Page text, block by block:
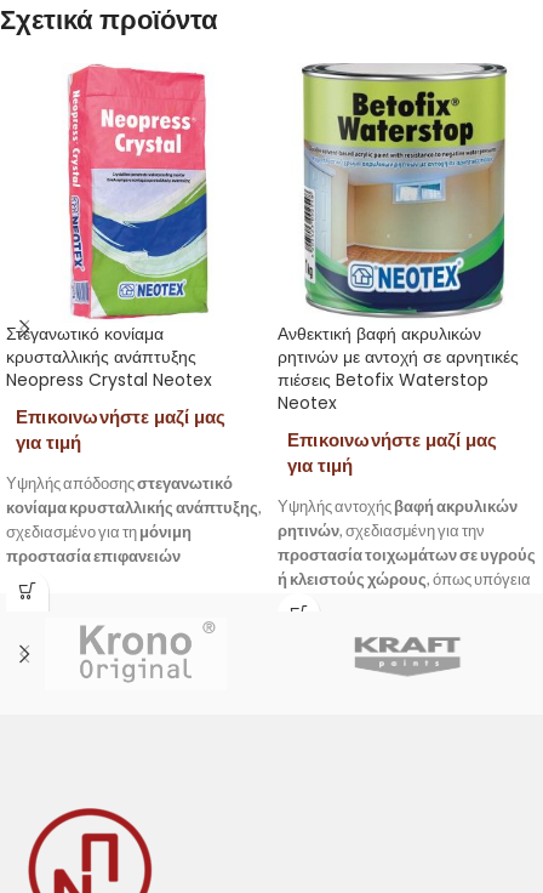
Σχετικά προϊόντα
Στεγανωτικό κονίαμα
κρυσταλλικής ανάπτυξης
Neopress Crystal Neotex
Επικοινωνήστε μαζί μας
για τιμή
Υψηλής απόδοσηςστεγανωτικό
κονίαμα κρυσταλλικής ανάπτυξης,
σχεδιασμένο για τη μόνιμη
προστασία επιφανειών
σκυροδέματος
επιφανειακά
παράγονταςαδιάλυτους
κρυστάλλουςπουσφραγίζουν τους
πόρους και τις μικρορωγμές
Ανθεκτική βαφή ακρυλικών
ρητινών με αντοχή σε αρνητικές
πιέσεις Betofix Waterstop
Neotex
Επικοινωνήστε μαζί μας
για τιμή
Υψηλής αντοχής βαφή ακρυλικών
ρητινών, σχεδιασμένη για την
προστασία τοιχωμάτων σε υγρούς
ή κλειστούς χώρους, όπως υπόγεια
και κλιματιζόμενες περιοχές.
αρνητικές πιέσεις, αποτελεί ιδανική
λύση για επιφάνειες που δέχονται